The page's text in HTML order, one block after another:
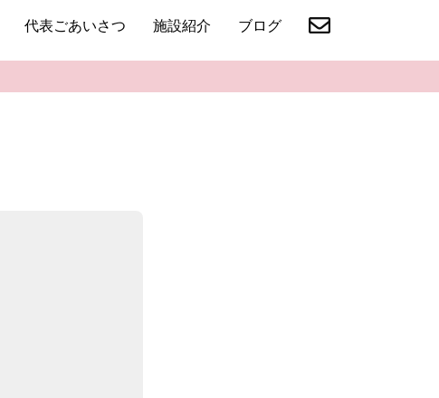
代表ごあいさつ 施設紹介 ブログ